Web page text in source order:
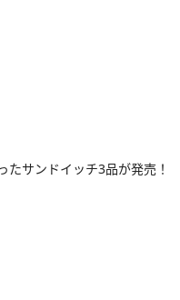
たサンドイッチ3品が発売！